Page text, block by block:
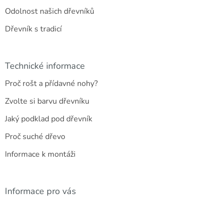
Odolnost našich dřevníků
Dřevník s tradicí
Technické informace
Proč rošt a přídavné nohy?
Zvolte si barvu dřevníku
Jaký podklad pod dřevník
Proč suché dřevo
Informace k montáži
Informace pro vás